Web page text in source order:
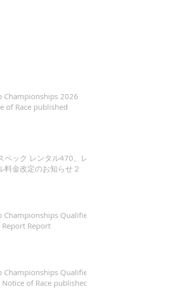
Championships 2026
Notice of Race published
ペック レンタル470、レ
料金改定のお知らせ２
Championships Qualifier
Report
Championships Qualifier
2026 Notice of Race published